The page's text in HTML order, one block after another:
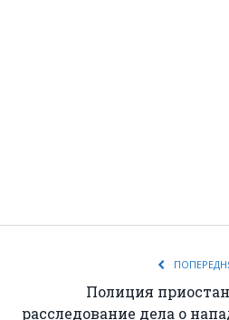
Полиция
расследование дела о